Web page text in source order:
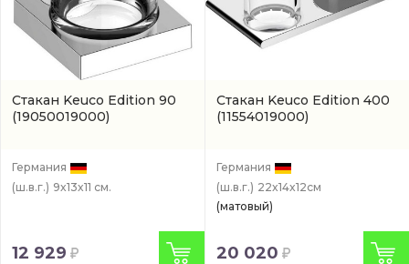
Стакан Keuco Edition 90
(19050019000)
Германия
(ш.в.г.) 9x13x11 см.
12 929
Стакан Keuco Edition 400
(11554019000)
Германия
(ш.в.г.) 22x14x12см
(матовый)
20 020